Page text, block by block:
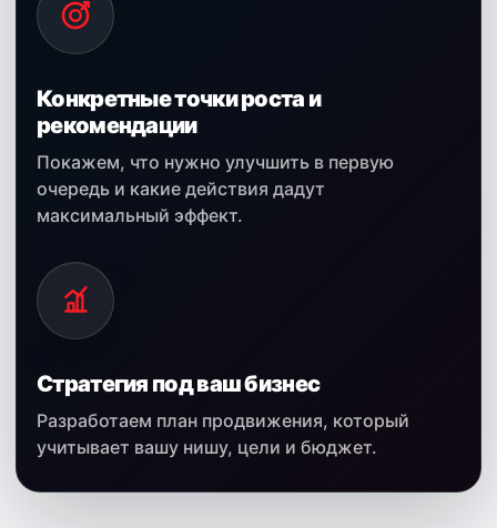
Конкретные точки роста и
рекомендации
Покажем, что нужно улучшить в первую
очередь и какие действия дадут
максимальный эффект.
Стратегия под ваш бизнес
Разработаем план продвижения, который
учитывает вашу нишу, цели и бюджет.